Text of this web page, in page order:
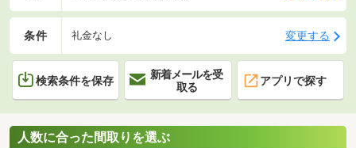
条件 礼金なし 変更する
検索条件を保存
新着メールを受
取る
アプリで探す
人数に合った間取りを選ぶ